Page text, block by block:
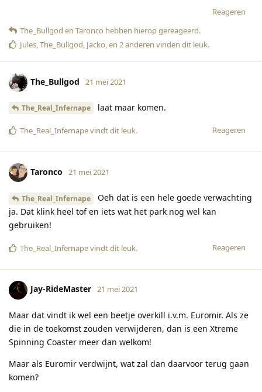
Reageren
The_Bullgod en Taronco hebben hierop gereageerd.
Jules,The_Bullgod, Jacko, en 2anderen vinden dit leuk.
The_Bullgod 21 mei 2021
The_Real_Infernape laat maar komen.
Reageren
The_Real_Infernapevindt dit leuk.
Taronco 21 mei 2021
The_Real_Infernape
Oeh dat is een hele goede verwachting
ja. Dat klink heel tof en iets wat het park nog wel kan
gebruiken!
Reageren
The_Real_Infernapevindt dit leuk.
Jay-RideMaster 21 mei 2021
Maar dat vindt ik wel een beetje overkill i.v.m. Euromir. Als ze
die in de toekomst zouden verwijderen, dan is een Xtreme
Spinning Coaster meer dan welkom!
Maar als Euromir verdwijnt, wat zal dan daarvoor terug gaan
komen?